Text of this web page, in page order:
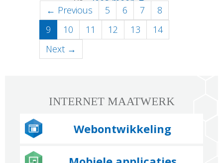
...lees meer
← Previous 5 6 7
8
9 (current)
10 11 12 13
14
Next →
INTERNET MAATWERK
Webontwikkeling